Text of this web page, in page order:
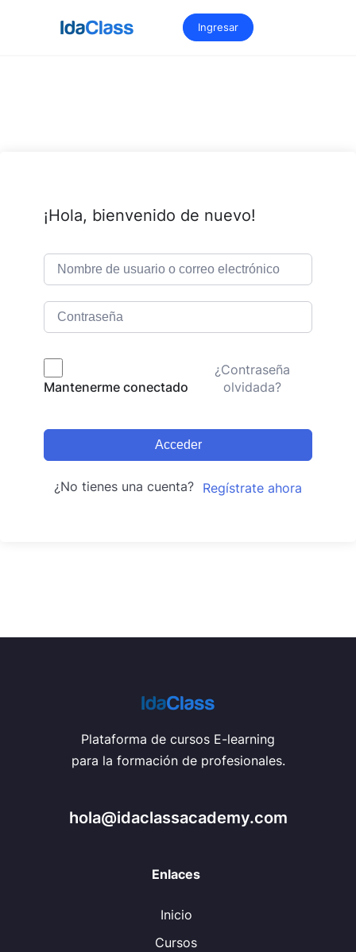
Ingresar
¡Hola, bienvenido de nuevo!
Mantenerme conectado
¿Contraseña
olvidada?
Acceder
¿No tienes una cuenta? Regístrate ahora
Plataforma de cursos E-learning
para la formación de profesionales.
hola@idaclassacademy.com
Enlaces
Inicio
Cursos